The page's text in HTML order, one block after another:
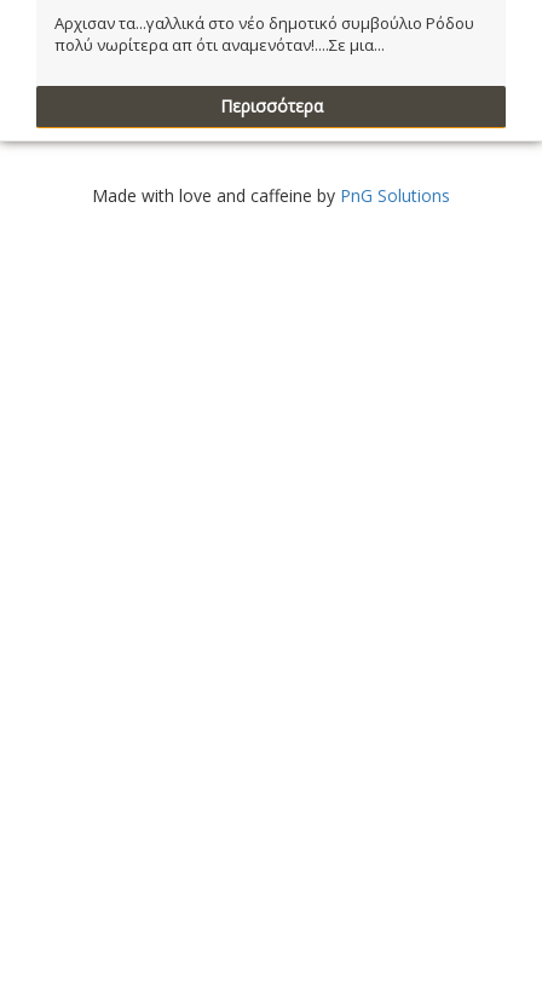
Αρχισαν τα...γαλλικά στο νέο δημοτικό συμβούλιο Ρόδου
πολύ νωρίτερα απ ότι αναμενόταν!....Σε μια...
Περισσότερα
Made with love and caffeine by PnG Solutions